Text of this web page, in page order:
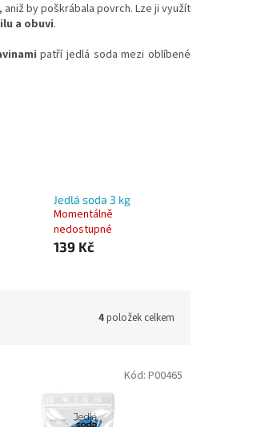
by poškrábala povrch. Lze ji využít
a obuvi.
patří jedlá soda mezi oblíbené
Jedlá soda 3 kg
Momentálně
nedostupné
139 Kč
4položek celkem
Kód: P00465